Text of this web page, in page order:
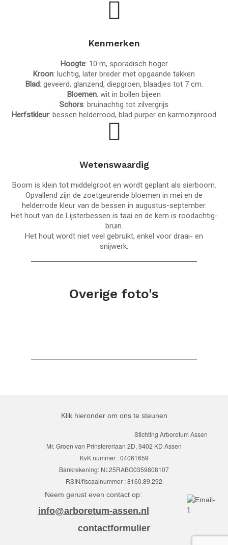
Kenmerken
Hoogte: 10 m, sporadisch hoger
Kroon: luchtig, later breder met opgaande takken
Blad: geveerd, glanzend, diepgroen, blaadjes tot 7 cm.
Bloemen: wit in bollen bijeen
Schors: bruinachtig tot zilvergrijs
Herfstkleur: bessen helderrood, blad purper en karmozijnrood
Wetenswaardig
Boom is klein tot middelgroot en wordt geplant als sierboom.
Opvallend zijn de zoetgeurende bloemen in mei en de
helderrode kleur van de bessen in augustus-september.
Het hout van de Lijsterbessen is taai en de kern is roodachtig-
bruin.
Het hout wordt niet veel gebruikt, enkel voor draai- en
snijwerk.
Overige foto's
Klik hieronder om ons te steunen
Stichting Arboretum Assen
Mr. Groen van Prinstererlaan 2D, 9402 KD Assen
KvK nummer : 04061659
Bankrekening: NL25RABO0359808107
RSIN/fiscaalnummer : 8160.89.292
Neem gerust even contact op:
info@arboretum-assen.nl
contactformulier